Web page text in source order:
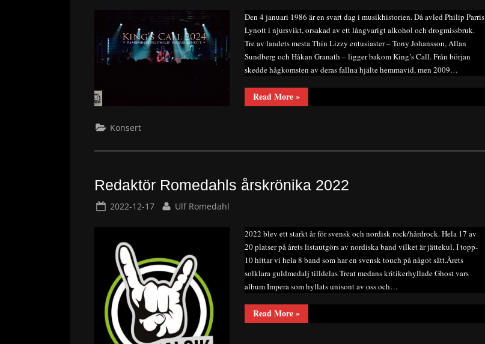
Den 4 januari 1986 är en svart dag i musikhistorien. Då avled Philip Parris
Lynott i njursvikt, orsakad av ett långvarigt alkohol och drogmissbruk.
Tre av landets mesta Thin Lizzy entusiaster – Tony Johansson, Allan
Sundberg och Håkan Granath – ligger bakom King’s Call. Från början
skedde hågkomsten av deras fallna hjälte hemmavid, men 2009…
Read More“Livereportage
–
04”
»
Konsert
Redaktör Romedahls årskrönika 2022
Posted
2022-12-17 By
Ulf Romedahl
2022 blev ett starkt år för svensk och nordisk rock/hårdrock. Hela 17 av
20 platser på årets listautgörs av nordiska band vilket är jättekul. I topp-
10 hittar vi hela 8 band som har en svensk touch på något sätt.Årets
solklara guldmedalj tilldelas Treat medans kritikerhyllade Ghost vars
album Impera som hyllats unisont av oss och…
Read More“Redaktör
Romedahls
»